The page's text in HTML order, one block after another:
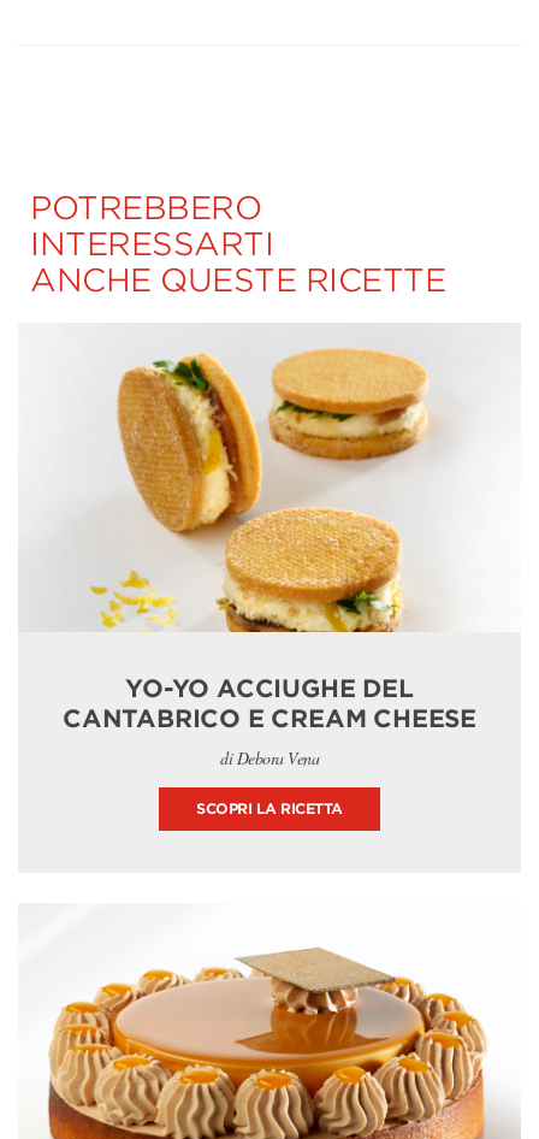
POTREBBERO
INTERESSARTI
ANCHE QUESTE RICETTE
YO-YO ACCIUGHE DEL
CANTABRICO E CREAM CHEESE
di Debora Vena
SCOPRI LA RICETTA